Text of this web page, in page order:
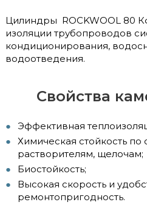
Цилиндры ROCKWOOL 80
изоляции трубопроводов
кондиционирования,
водоотведения.
Свойства
Эффективная
Химическая стойкость
растворителям, щелочам;
Биостойкость;
Высокая скорость и
ремонтопригодность.